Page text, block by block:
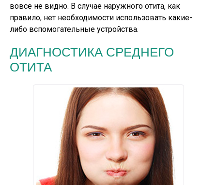
вовсе не видно. В случае наружного отита, как
правило, нет необходимости использовать какие-
либо вспомогательные устройства.
ДИАГНОСТИКА СРЕДНЕГО
ОТИТА